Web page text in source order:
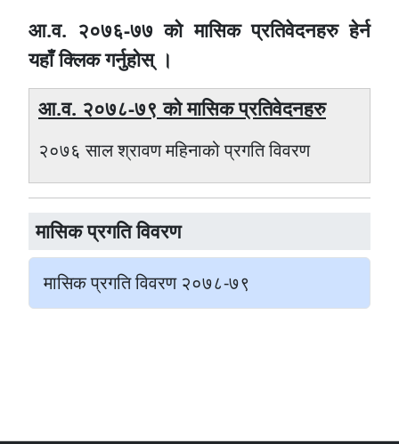
मासिक प्रगति विवरण
मासिक प्रगति विवरण २०७८-७९
आ‍.व. २०७६-७७ को मासिक प्रतिवेदनहरु हेर्न
यहाँ क्लिक गर्नुहोस् ।
आ‍.व. २०७८-७९ को मासिक प्रतिवेदनहरु
२०७६ साल श्रावण महिनाको प्रगति विवरण